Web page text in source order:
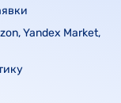
Yandex Market,